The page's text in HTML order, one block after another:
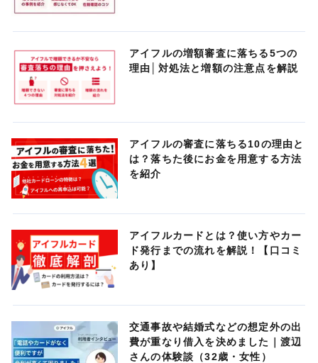
アイフルの増額審査に落ちる5つの
理由│対処法と増額の注意点を解説
アイフルの審査に落ちる10の理由と
は？落ちた後にお金を用意する方法
を紹介
アイフルカードとは？使い方やカー
ド発行までの流れを解説！【口コミ
あり】
交通事故や結婚式などの想定外の出
費が重なり借入を決めました｜渡辺
さんの体験談（32歳・女性）